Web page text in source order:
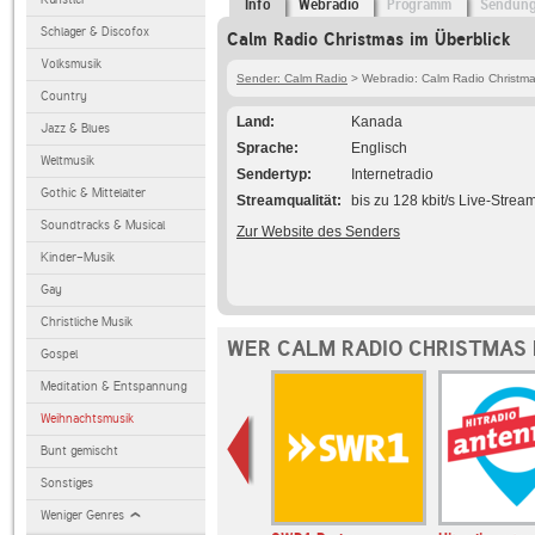
Schlager & Discofox
Volksmusik
Country
Jazz & Blues
Weltmusik
Gothic & Mittelalter
Soundtracks & Musical
Kinder-Musik
Gay
Christliche Musik
Gospel
Meditation & Entspannung
Weihnachtsmusik
Bunt gemischt
Sonstiges
Weniger Genres
Info Webradio Programm
Calm Radio Christmas im Überblick
Sender: Calm Radio > Webradio: Calm Radio
Land
Kanada
Sprache
Englisch
Sendertyp
Internetradio
Streamqualität
bis zu 128 kbit/s Live-
Zur Website des Senders
WER CALM RADIO CHRISTMAS